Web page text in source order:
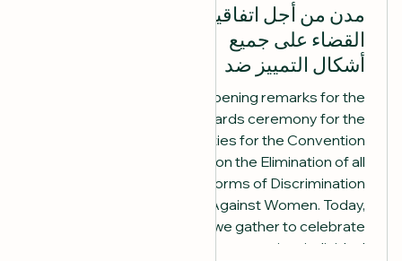
مدن من أجل اتفاقية
القضاء على جميع
أشكال التمييز ضد
المرأة
Opening remarks for the
awards ceremony for the
Cities for the Convention
on the Elimination of all
forms of Discrimination
Against Women. Today,
we gather to celebrate
not just individual